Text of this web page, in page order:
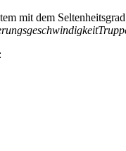
mit dem Seltenheitsgrad